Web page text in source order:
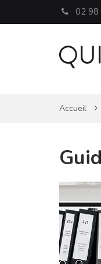
02 98
Accueil